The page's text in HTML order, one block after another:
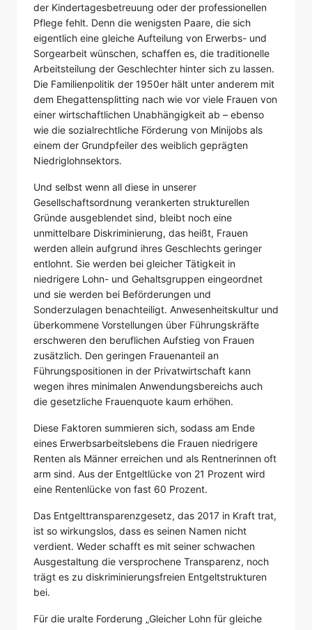
der Kindertagesbetreuung oder der professionellen
Pflege fehlt. Denn die wenigsten Paare, die sich
eigentlich eine gleiche Aufteilung von Erwerbs- und
Sorgearbeit wünschen, schaffen es, die traditionelle
Arbeitsteilung der Geschlechter hinter sich zu lassen.
Die Familienpolitik der 1950er hält unter anderem mit
dem Ehegattensplitting nach wie vor viele Frauen von
einer wirtschaftlichen Unabhängigkeit ab – ebenso
wie die sozialrechtliche Förderung von Minijobs als
einem der Grundpfeiler des weiblich geprägten
Niedriglohnsektors.
Und selbst wenn all diese in unserer
Gesellschaftsordnung verankerten strukturellen
Gründe ausgeblendet sind, bleibt noch eine
unmittelbare Diskriminierung, das heißt, Frauen
werden allein aufgrund ihres Geschlechts geringer
entlohnt. Sie werden bei gleicher Tätigkeit in
niedrigere Lohn- und Gehaltsgruppen eingeordnet
und sie werden bei Beförderungen und
Sonderzulagen benachteiligt. Anwesenheitskultur und
überkommene Vorstellungen über Führungskräfte
erschweren den beruflichen Aufstieg von Frauen
zusätzlich. Den geringen Frauenanteil an
Führungspositionen in der Privatwirtschaft kann
wegen ihres minimalen Anwendungsbereichs auch
die gesetzliche Frauenquote kaum erhöhen.
Diese Faktoren summieren sich, sodass am Ende
eines Erwerbsarbeitslebens die Frauen niedrigere
Renten als Männer erreichen und als Rentnerinnen oft
arm sind. Aus der Entgeltlücke von 21 Prozent wird
eine Rentenlücke von fast 60 Prozent.
Das Entgelttransparenzgesetz, das 2017 in Kraft trat,
ist so wirkungslos, dass es seinen Namen nicht
verdient. Weder schafft es mit seiner schwachen
Ausgestaltung die versprochene Transparenz, noch
trägt es zu diskriminierungsfreien Entgeltstrukturen
bei.
Für die uralte Forderung „Gleicher Lohn für gleiche